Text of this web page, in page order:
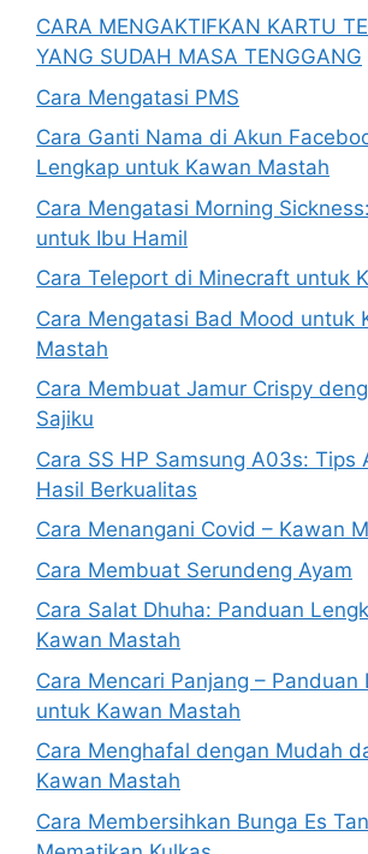
CARA MENGAKTIFKAN KARTU
YANG SUDAH MASA TENGGANG
Cara Mengatasi PMS
Cara Ganti Nama di Akun
Lengkap untuk Kawan Mastah
Cara Mengatasi Morning
untuk Ibu Hamil
Cara Teleport di Minecraft untuk
Cara Mengatasi Bad Mood untuk
Mastah
Cara Membuat Jamur Crispy
Sajiku
Cara SS HP Samsung A03s: Tips
Hasil Berkualitas
Cara Menangani Covid – Kawan
Cara Membuat Serundeng Ayam
Cara Salat Dhuha: Panduan
Kawan Mastah
Cara Mencari Panjang – Panduan
untuk Kawan Mastah
Cara Menghafal dengan Mudah
Kawan Mastah
Cara Membersihkan Bunga Es